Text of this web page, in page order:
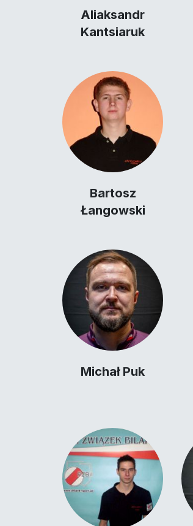
Aliaksandr
Kantsiaruk
Bartosz
Łangowski
Michał Puk